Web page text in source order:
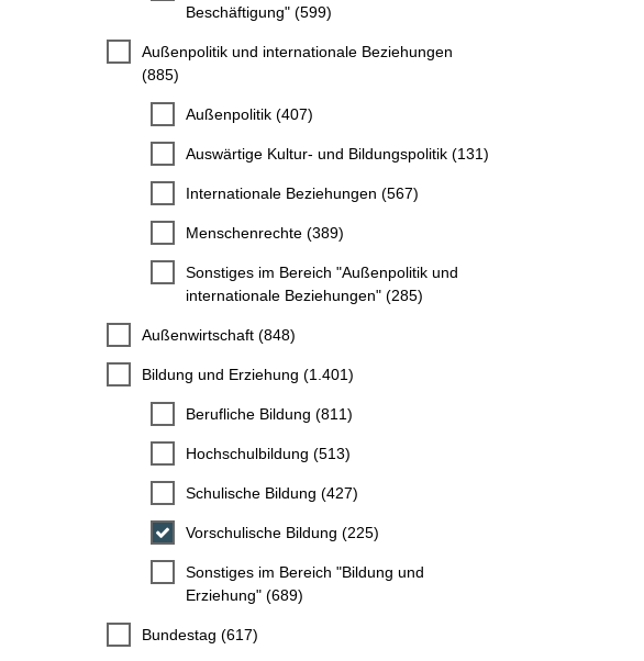
Beschäftigung" (599)
Außenpolitik und internationale Beziehungen
(885)
Außenpolitik (407)
Auswärtige Kultur- und Bildungspolitik (131)
Internationale Beziehungen (567)
Menschenrechte (389)
Sonstiges im Bereich "Außenpolitik und
internationale Beziehungen" (285)
Außenwirtschaft (848)
Bildung und Erziehung (1.401)
Berufliche Bildung (811)
Hochschulbildung (513)
Schulische Bildung (427)
Vorschulische Bildung (225)
Sonstiges im Bereich "Bildung und
Erziehung" (689)
Bundestag (617)